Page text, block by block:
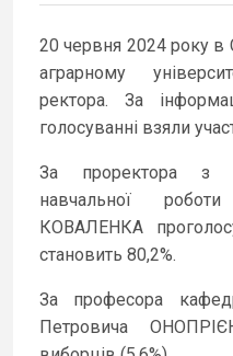
20 червня 2024 року
аграрному
ректора. За
голосуванні взяли
За проректора з
навчальної
КОВАЛЕНКА
становить 80,2%.
За професора
Петровича